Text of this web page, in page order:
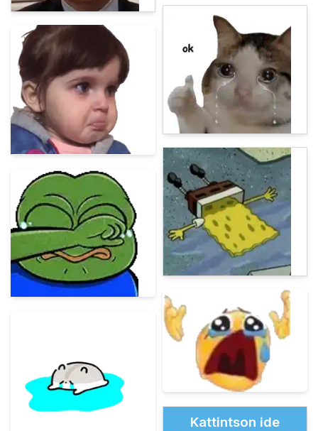
Kattintson ide